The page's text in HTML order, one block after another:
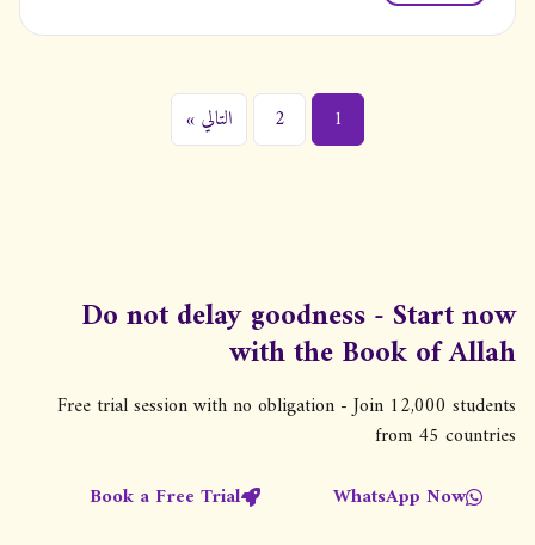
ت
ع
ح
ا
ت
1
2 التالي »
Do not delay goodness - Start now
with the Book of Allah
Free trial session with no obligation - Join 12,000 students
from 45 countries
WhatsApp Now
Book a Free Trial